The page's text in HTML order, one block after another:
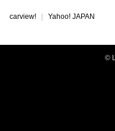
carview! Yahoo! JAPAN
©